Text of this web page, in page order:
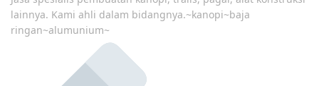
lainnya. Kami ahli dalam bidangnya.~kanopi~baja
ringan~alumunium~